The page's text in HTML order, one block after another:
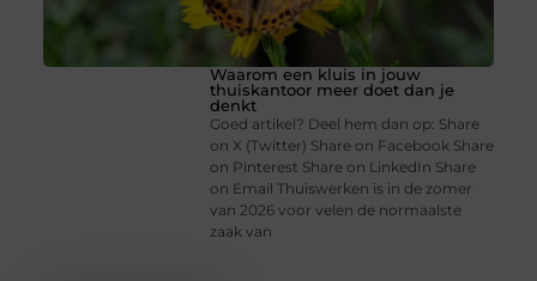
Waarom een kluis in jouw
thuiskantoor meer doet dan je
denkt
Goed artikel? Deel hem dan op: Share
on X (Twitter) Share on Facebook Share
on Pinterest Share on LinkedIn Share
on Email Thuiswerken is in de zomer
van 2026 voor velen de normaalste
zaak van